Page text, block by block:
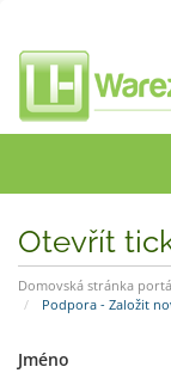
Otevřít
Domovská stránka
Podpora - Založit
Jméno